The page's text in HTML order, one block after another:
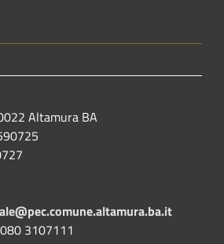
Altamura BA
3107111